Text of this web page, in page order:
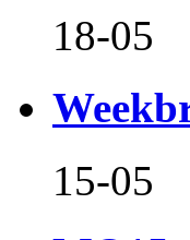
18-05
15-05